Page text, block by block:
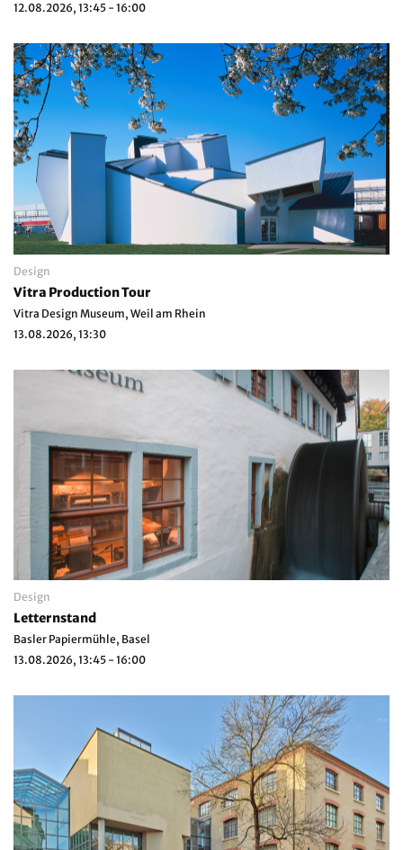
12.08.2026, 13:45 - 16:00
Design
Vitra Production Tour
Vitra Design Museum, Weil am Rhein
13.08.2026, 13:30
Design
Letternstand
Basler Papiermühle, Basel
13.08.2026, 13:45 - 16:00